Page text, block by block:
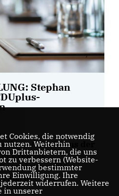
Stephan
Austritt aus der
Kreistag
erklärt.
aus der CDU
Cookies, die notwendig
nutzen. Weiterhin
Drittanbietern, die uns
zu verbessern (Website-
bestimmter
Einwilligung. Ihre
widerrufen. Weitere
in unserer